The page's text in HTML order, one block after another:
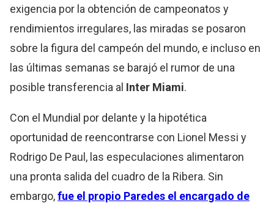
exigencia por la obtención de campeonatos y
rendimientos irregulares, las miradas se posaron
sobre la figura del campeón del mundo, e incluso en
las últimas semanas se barajó el rumor de una
posible transferencia al Inter Miami.
Con el Mundial por delante y la hipotética
oportunidad de reencontrarse con Lionel Messi y
Rodrigo De Paul, las especulaciones alimentaron
una pronta salida del cuadro de la Ribera. Sin
embargo,fue el propio Paredes el encargado de